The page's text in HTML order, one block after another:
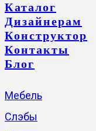
Каталог
Дизайнерам
Конструктор
Контакты
Блог
Мебель
Слэбы